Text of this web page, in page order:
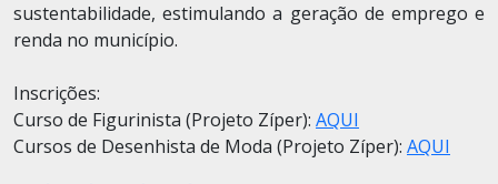
sustentabilidade, estimulando a geração de emprego e
renda no município.
Inscrições:
Curso de Figurinista (Projeto Zíper): AQUI
Cursos de Desenhista de Moda (Projeto Zíper): AQUI